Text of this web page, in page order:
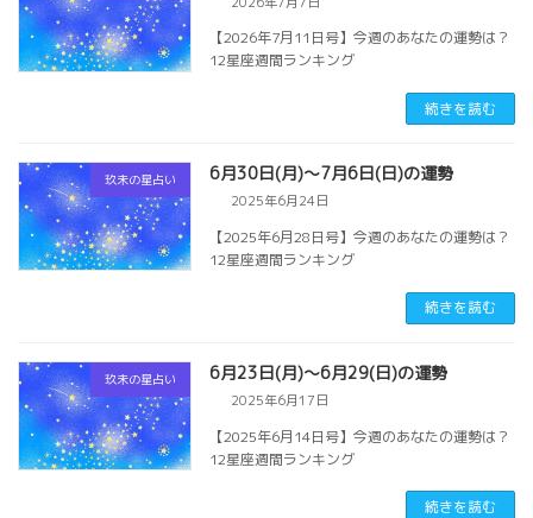
【2026年7月11日号】今週のあなたの運勢は？
12星座週間ランキング
続きを読む
玖未の星占い 6月30日(月)～7月6日(日)の運勢
2025年6月24日
【2025年6月28日号】今週のあなたの運勢は？
12星座週間ランキング
続きを読む
玖未の星占い 6月23日(月)～6月29(日)の運勢
2025年6月17日
【2025年6月14日号】今週のあなたの運勢は？
12星座週間ランキング
続きを読む